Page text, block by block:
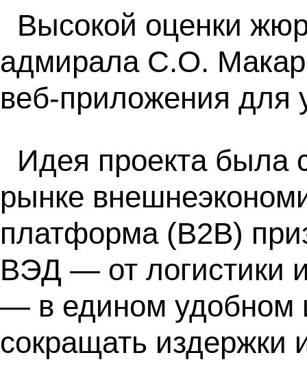
Высокой оценки
адмирала С.О.
веб-приложения для
Идея проекта была
рынке
платформа (B2B)
ВЭД — от логистики
— в едином удобном
сокращать издержки